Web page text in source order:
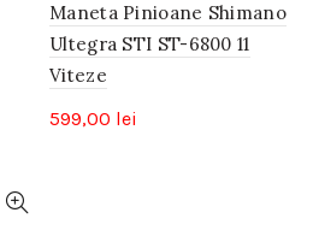
Maneta Pinioane Shimano
Ultegra STI ST-6800 11
Viteze
599,00 lei